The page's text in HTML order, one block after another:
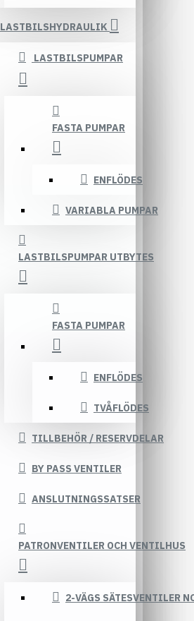
LASTBILSHYDRAULIK
LASTBILSPUMPAR
FASTA PUMPAR
ENFLÖDES
VARIABLA PUMPAR
LASTBILSPUMPAR UTBYTES
FASTA PUMPAR
ENFLÖDES
TVÅFLÖDES
TILLBEHÖR / RESERVDELAR
BY PASS VENTILER
ANSLUTNINGSSATSER
PATRONVENTILER OCH VENTILHUS
2-VÄGS SÄTESVENTILER